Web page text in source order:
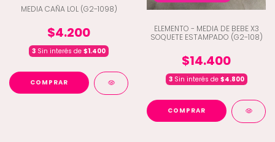
MEDIA CAÑA LOL (G2-1098)
$4.200
3 Sin interés de $1.400
COMPRAR
ELEMENTO - MEDIA DE BEBE X3
SOQUETE ESTAMPADO (G2-108)
$14.400
3Sin interés de $4.800
COMPRAR